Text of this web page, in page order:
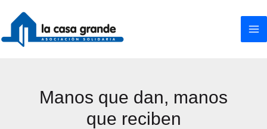
contenido
Manos que dan, manos
que reciben